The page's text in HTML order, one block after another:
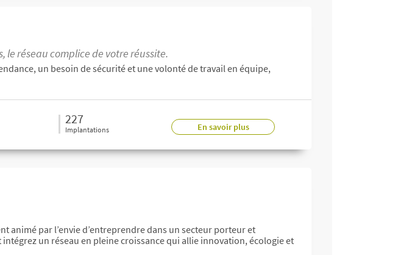
le réseau complice de votre réussite.
un besoin de sécurité et une volonté de travail en équipe,
227
Implantations En savoir plus
animé par l’envie d’entreprendre dans un secteur porteur et
un réseau en pleine croissance qui allie innovation, écologie et